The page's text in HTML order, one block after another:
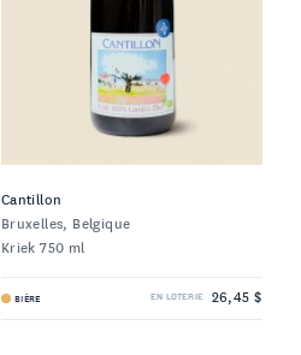
Cantillon
Bruxelles, Belgique
Kriek 750 ml
BIÈRE EN LOTERIE 26,45 $